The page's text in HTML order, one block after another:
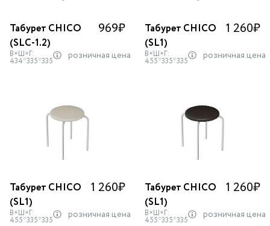
Табурет CHICO
(SLС-1.2)
969₽
В×Ш×Г:
434*335*335 розничная цена
Табурет CHICO
(SL1)
1 260₽
В×Ш×Г:
455*335*335 розничная цена
Табурет CHICO
(SL1)
1 260₽
В×Ш×Г:
455*335*335 розничная цена
Табурет CHICO
(SL1)
1 260₽
В×Ш×Г:
455*335*335 розничная цена